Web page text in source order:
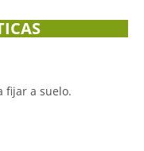
fijar a suelo.